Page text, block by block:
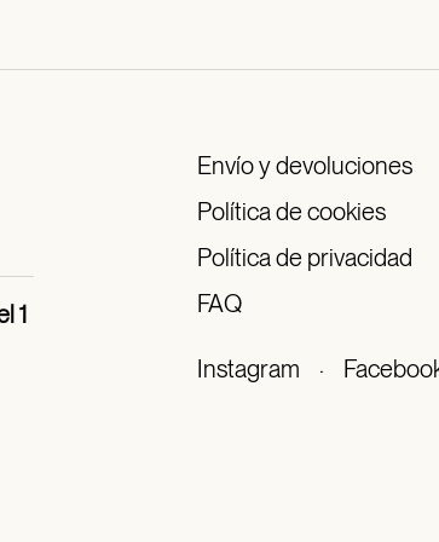
1
Envío y devoluciones
Política de cookies
Política de privacidad
FAQ
Instagram ·